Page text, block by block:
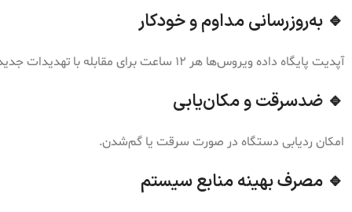
🔹 به‌روزرسانی مداوم و خودکار
آپدیت پایگاه داده ویروس‌ها هر ۱۲ ساعت برای مقابله با تهدیدات جدید.
🔹 ضدسرقت و مکان‌یابی
امکان ردیابی دستگاه در صورت سرقت یا گم‌شدن.
🔹 مصرف بهینه منابع سیستم